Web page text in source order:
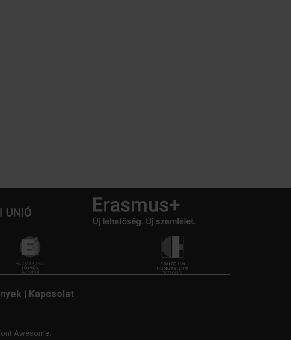
| Kapcsolat
Awesome.